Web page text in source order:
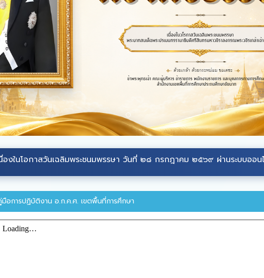
ฉลิมพระชนมพรรษา วันที่ ๒๘ กรกฎาคม ๒๕๖๙ ผ่านระบบออนไลน์ ที่เว็บไซต์
อการปฏิบัติงาน อ.ก.ค.ศ. เขตพื้นที่การศึกษา